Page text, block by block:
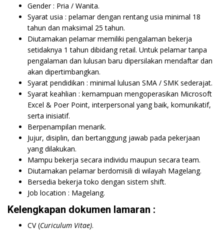
Gender : Pria / Wanita.
Syarat usia : pelamar dengan rentang usia minimal 18
tahun dan maksimal 25 tahun.
Diutamakan pelamar memiliki pengalaman bekerja
setidaknya 1 tahun dibidang retail. Untuk pelamar tanpa
pengalaman dan lulusan baru dipersilakan mendaftar dan
akan dipertimbangkan.
Syarat pendidikan : minimal lulusan SMA / SMK sederajat.
Syarat keahlian : kemampuan mengoperasikan Microsoft
Excel & Poer Point, interpersonal yang baik, komunikatif,
serta inisiatif.
Berpenampilan menarik.
Jujur, disiplin, dan bertanggung jawab pada pekerjaan
yang dilakukan.
Mampu bekerja secara individu maupun secara team.
Diutamakan pelamar berdomisili di wilayah Magelang.
Bersedia bekerja toko dengan sistem shift.
Job location : Magelang.
Kelengkapan dokumen lamaran :
CV (Curiculum Vitae).